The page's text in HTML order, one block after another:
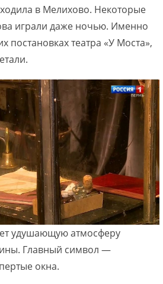
в Мелихово. Некоторые
играли даже ночью. Именно
постановках театра «У Моста»,
удушающую атмосферу
Главный символ —
окна.